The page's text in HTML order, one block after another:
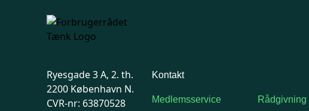
Ryesgade 3 A, 2. th.
2200 København N.
CVR-nr: 63870528
Kontakt
Medlemsservice Rådgivning